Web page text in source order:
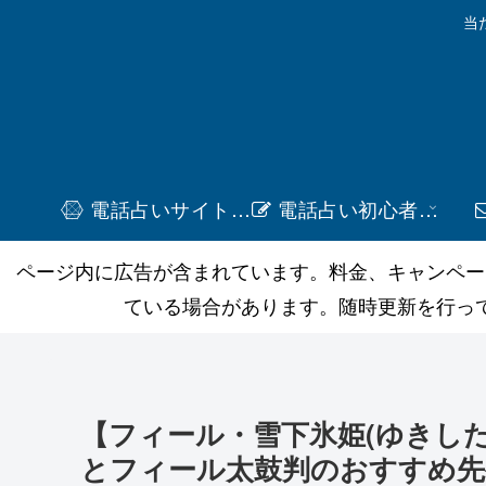
当
電話占いサイト一覧 電話占い初心者ガイド
ページ内に広告が含まれています。料金、キャンペ
ている場合があります。随時更新を行
【フィール・雪下氷姫(ゆき
とフィール太鼓判のおすすめ